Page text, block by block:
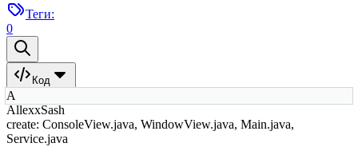
Теги:
0
Код
А
AllexxSash
create: ConsoleView.java, WindowView.java, Main.java,
Service.java